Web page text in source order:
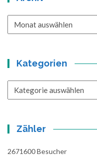
Kategorien
Zähler
2671600Besucher